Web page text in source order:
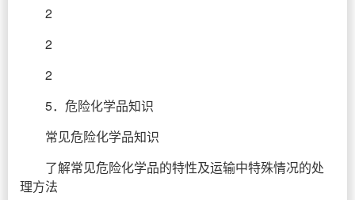
2
2
2
5．危险化学品知识
常见危险化学品知识
了解常见危险化学品的特性及运输中特殊情况的处
理方法